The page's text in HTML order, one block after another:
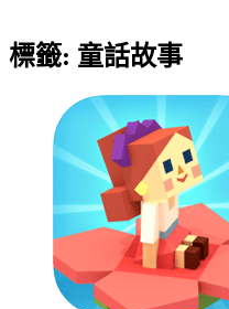
標籤: 童話故事